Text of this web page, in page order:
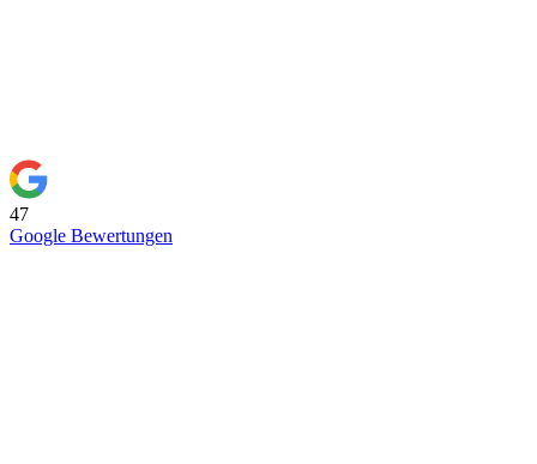
47
Google Bewertungen